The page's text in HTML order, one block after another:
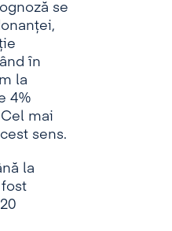
se
în
la
4%
mai
sens.
la